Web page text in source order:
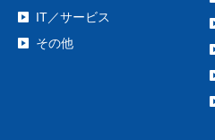
IT／サービス
その他